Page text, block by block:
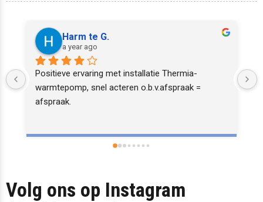
Harm te G.
a year ago
Positieve ervaring met installatie Thermia-
warmtepomp, snel acteren o.b.v.afspraak =
afspraak.
Volg ons op Instagram